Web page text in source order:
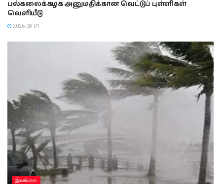
பல்கலைக்கழக அனுமதிக்கான வெட்டுப் புள்ளிகள்
வெளியீடு
2026-08-01
இலங்கை